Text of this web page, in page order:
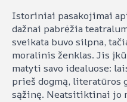
Istoriniai pasakojimai
dažnai pabrėžia
sveikata buvo silpna,
moralinis ženklas. Jis
matyti savo idealuose:
prieš dogmą, literatūros
sąžinę. Neatsitiktinai jo